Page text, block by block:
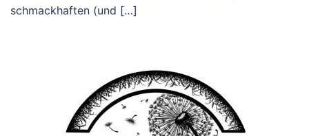
schmackhaften (und […]